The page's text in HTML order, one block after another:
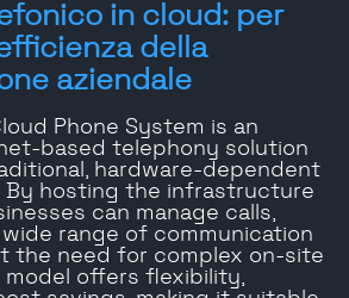
in cloud: per
della
aziendale
Phone System is an
based telephony solution
hardware-dependent
By hosting the infrastructure
can manage calls,
wide range of communication
the need for complex on-site
model offers flexibility,